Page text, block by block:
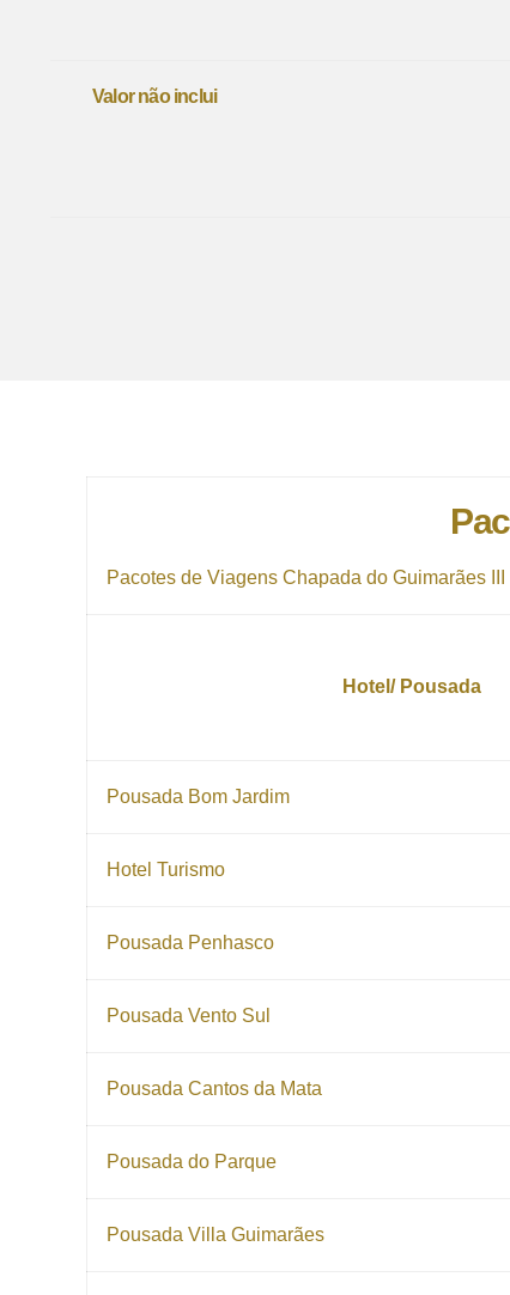
Valor não inclui
Pacotes de Viagens Chapada do Guimarães III
Hotel/ Pousada
Pousada Bom Jardim
Hotel Turismo
Pousada Penhasco
Pousada Vento Sul
Pousada Cantos da Mata
Pousada do Parque
Pousada Villa Guimarães